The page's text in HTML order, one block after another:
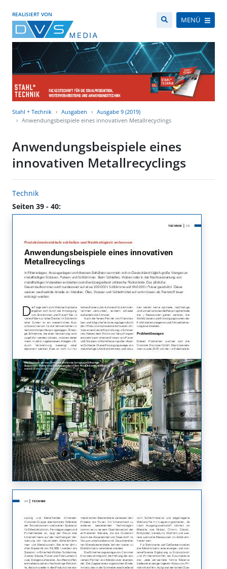
REALISIERT VON
MENÜ
Stahl + Technik Ausgaben
Ausgabe 9 (2019)
Anwendungsbeispiele eines innovativen Metallrecyclings
Anwendungsbeispiele eines
innovativen Metallrecyclings
Technik
Seiten 39 - 40: